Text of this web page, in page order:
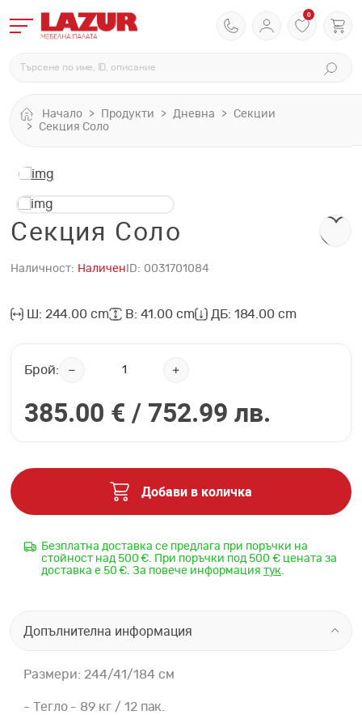
0
Начало Продукти Дневна
Секции
Секция Соло
Секция Соло
Наличност: Наличен ID: 0031701084
Ш: 244.00 cm В: 41.00 cm ДБ: 184.00 cm
Брой:
385.00 € / 752.99 лв.
Добави в количка
Безплатна доставка се предлага при поръчки на
стойност над 500 €. При поръчки под 500 € цената за
доставка е 50 €. За повече информация тук.
Допълнителна информация
Размери: 244/41/184 см
- Тегло - 89 кг / 12 пак.